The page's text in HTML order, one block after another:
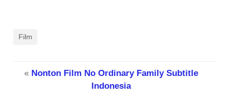
Film
« Nonton Film No Ordinary Family Subtitle
Indonesia